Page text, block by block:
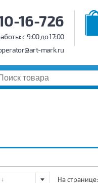
16-726
c 9:00 до 17:00
mark.ru
На странице: